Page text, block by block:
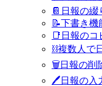
📔日報の綴
📝下書き機
📑日報の
⛓️複数人で
🗑️日報の削
🖊日報の入